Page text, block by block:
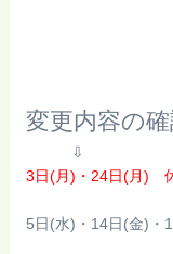
変更内容の
⇩
3日(月)・24日(月)
5日(水)・14日(金)